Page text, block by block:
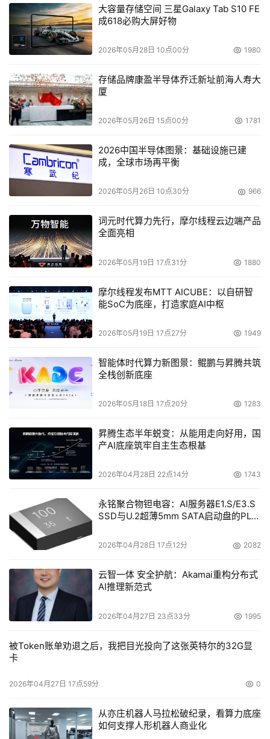
竞争对手。
本文来源于DOIT传媒，文章内容仅供参考，不构成投资建议。
大容量存储空间 三星Galaxy Tab S10 FE
成618必购大屏好物
2026年05月28日 10点00分 1980
存储品牌康盈半导体乔迁新址前海人寿大
厦
2026年05月26日 15点00分 1781
2026中国半导体图景：基础设施已建
成，全球市场再平衡
2026年05月26日 10点30分 966
词元时代算力先行，摩尔线程云边端产品
全面亮相
2026年05月19日 17点31分 1880
摩尔线程发布MTT AICUBE：以自研智
能SoC为底座，打造家庭AI中枢
2026年05月19日 17点27分 1949
智能体时代算力新图景：鲲鹏与昇腾共筑
全栈创新底座
2026年05月18日 17点20分 1283
昇腾生态半年蜕变：从能用走向好用，国
产AI底座筑牢自主生态根基
2026年04月28日 22点14分 1743
永铭聚合物钽电容：AI服务器E1.S/E3.S
SSD与U.2超薄5mm SATA启动盘的PLP
2026年04月28日 17点12分 2082
云智一体 安全护航：Akamai重构分布式
AI推理新范式
2026年04月27日 23点33分 1995
被Token账单劝退之后，我把目光投向了这张英特尔的32G显
卡
2026年04月27日 17点59分 0
从亦庄机器人马拉松破纪录，看算力底座
如何支撑人形机器人商业化